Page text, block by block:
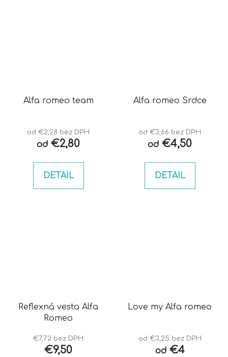
Alfa romeo team
od €2,28 bez DPH
od €2,80
DETAIL
Alfa romeo Srdce
od €3,66 bez DPH
od €4,50
DETAIL
Reflexná vesta Alfa
Romeo
€7,72 bez DPH
€9,50
Love my Alfa romeo
od €3,25 bez DPH
od€4